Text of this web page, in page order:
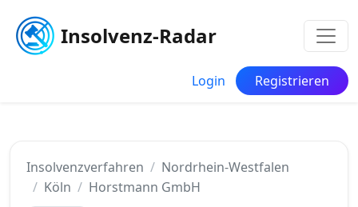
Insolvenz-Radar
Login Registrieren
Insolvenzverfahren
Nordrhein-Westfalen
Köln
Horstmann GmbH